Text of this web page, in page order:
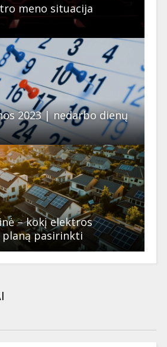
meno situacija
2023 | nedarbo dienų
– kokį elektros
pasirinkti